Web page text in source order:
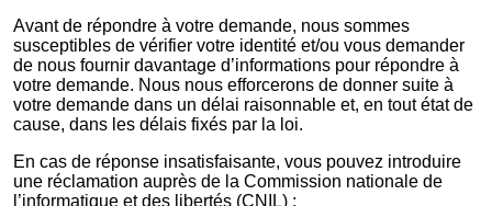
Avant de répondre à votre demande, nous sommes
susceptibles de vérifier votre identité et/ou vous demander
de nous fournir davantage d’informations pour répondre à
votre demande. Nous nous efforcerons de donner suite à
votre demande dans un délai raisonnable et, en tout état de
cause, dans les délais fixés par la loi.
En cas de réponse insatisfaisante, vous pouvez introduire
une réclamation auprès de la Commission nationale de
l’informatique et des libertés (CNIL) :